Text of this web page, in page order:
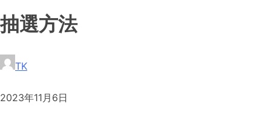
抽選方法
TK
2023年11月6日